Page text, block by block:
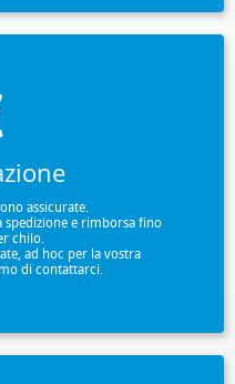
assicurate.
spedizione e rimborsa fino
chilo.
ad hoc per la vostra
di contattarci.